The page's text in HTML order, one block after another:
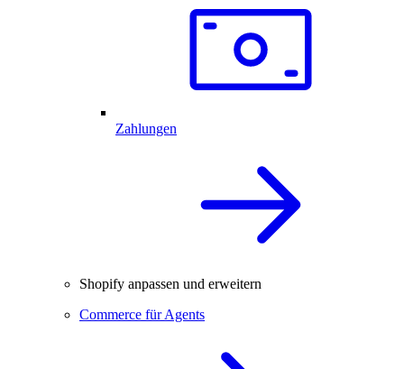
Zahlungen
Shopify anpassen und erweitern
Commerce für Agents